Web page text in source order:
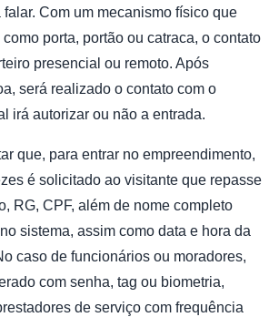
Com um mecanismo físico que
porta, portão ou catraca, o contato
presencial ou remoto. Após
será realizado o contato com o
irá autorizar ou não a entrada.
que, para entrar no empreendimento,
é solicitado ao visitante que repasse
RG, CPF, além de nome completo
sistema, assim como data e hora da
caso de funcionários ou moradores,
com senha, tag ou biometria,
de serviço com frequência